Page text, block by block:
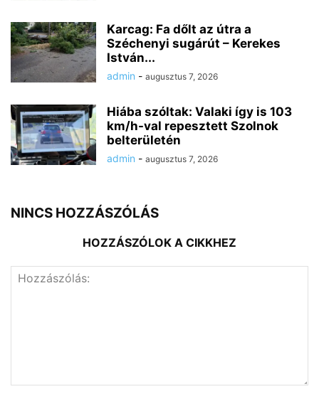
Karcag: Fa dőlt az útra a
Széchenyi sugárút – Kerekes
István...
admin - augusztus 7, 2026
Hiába szóltak: Valaki így is 103
km/h-val repesztett Szolnok
belterületén
admin - augusztus 7, 2026
NINCS HOZZÁSZÓLÁS
HOZZÁSZÓLOK A CIKKHEZ